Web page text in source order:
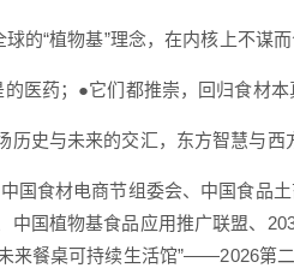
的“植物基”理念，在内核上不谋而
医药；●它们都推崇，回归食材
历史与未来的交汇，东方智慧与西
国食材电商节组委会、中国食品
中国植物基食品应用推广联盟、
来餐桌可持续生活馆”——2026第